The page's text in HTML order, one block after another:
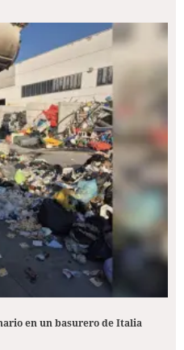
en un basurero de Italia